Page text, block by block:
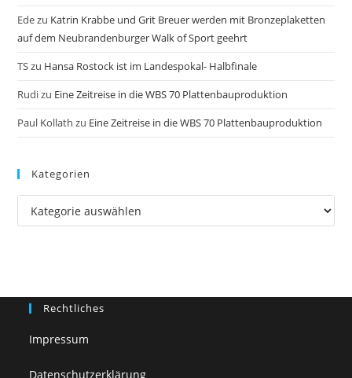
Edezu Katrin Krabbe und Grit Breuer werden mit Bronzeplaketten
auf dem Neubrandenburger Walk of Sport geehrt
TSzu Hansa Rostock ist im Landespokal- Halbfinale
Rudizu Eine Zeitreise in die WBS 70 Plattenbauproduktion
Paul Kollath zu Eine Zeitreise in die WBS 70 Plattenbauproduktion
Kategorien
Kategorien
Rechtliches
Impressum
Datenschutzerklärung